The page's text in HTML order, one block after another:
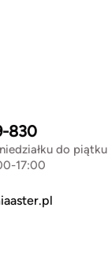
830
do piątku
17:00